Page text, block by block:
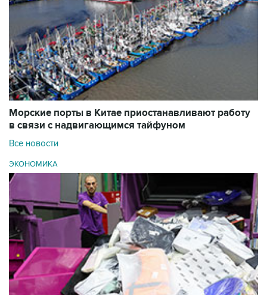
Морские порты в Китае приостанавливают работу
в связи с надвигающимся тайфуном
Все новости
ЭКОНОМИКА